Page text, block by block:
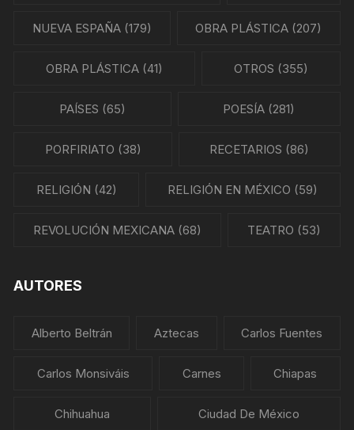
NUEVA ESPAÑA(179) OBRA PLÁSTICA (207)
OBRA PLÁSTICA (41) OTROS (355)
PAÍSES (65) POESÍA (281)
PORFIRIATO (38) RECETARIOS (86)
RELIGIÓN (42) RELIGIÓN EN MÉXICO (59)
REVOLUCIÓN MEXICANA (68) TEATRO (53)
AUTORES
Alberto Beltrán Aztecas Carlos Fuentes
Carlos Monsiváis Carnes Chiapas
Chihuahua Ciudad De México